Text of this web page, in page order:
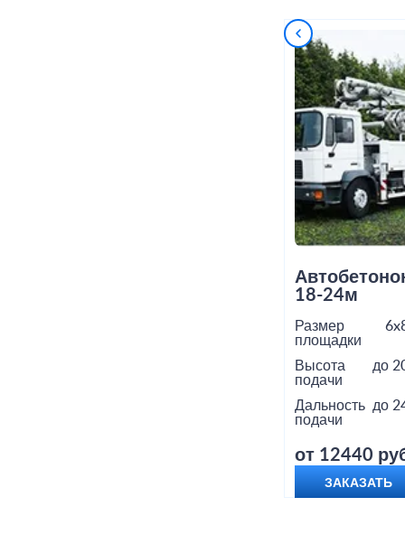
18-24м
Размер
площадки
Высота
подачи
до
Дальность
подачи
до
от 12440
ЗАКАЗАТЬ